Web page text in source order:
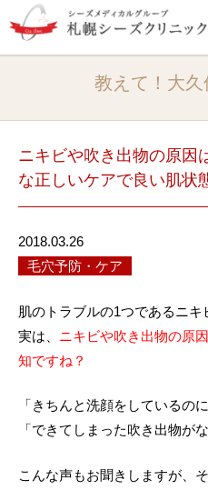
【休診日】月曜日
【電話受付時間】
完全
はじめてご来
肌の「乾
美容皮膚
違い
ドクターシーラ
治療メニュー
美肌おた
肌強化プ
肌再生プ
院長ブログ
シミ予防
肝斑予防
たるみ予
院長ブログ一
院長紹介
アクセス
教えて！大
ニキビや吹き出物の原因
な正しいケアで良い肌状
2018.03.26
毛穴予防・ケア
肌のトラブルの1つであるニキ
実は、 ニキビや吹き出物の原
知ですね？
「きちんと洗顔をしているの
「できてしまった吹き出物が
こんな声もお聞きしますが、